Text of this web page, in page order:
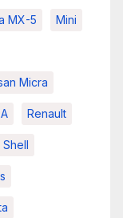
MX-5 Mini
Micra
Renault
Shell